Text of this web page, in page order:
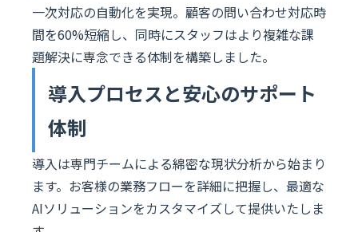
一次対応の自動化を実現。顧客の問い合わせ対応時
間を60%短縮し、同時にスタッフはより複雑な課
題解決に専念できる体制を構築しました。
導入プロセスと安心のサポート
体制
導入は専門チームによる綿密な現状分析から始まり
ます。お客様の業務フローを詳細に把握し、最適な
AIソリューションをカスタマイズして提供いたしま